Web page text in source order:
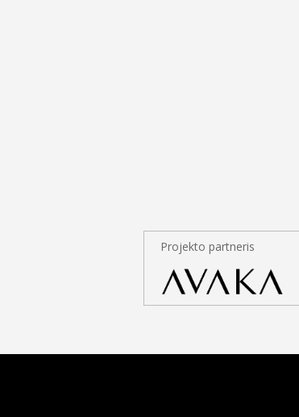
Projekto partneris